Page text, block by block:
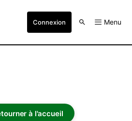
Connexion Menu
à l'accueil